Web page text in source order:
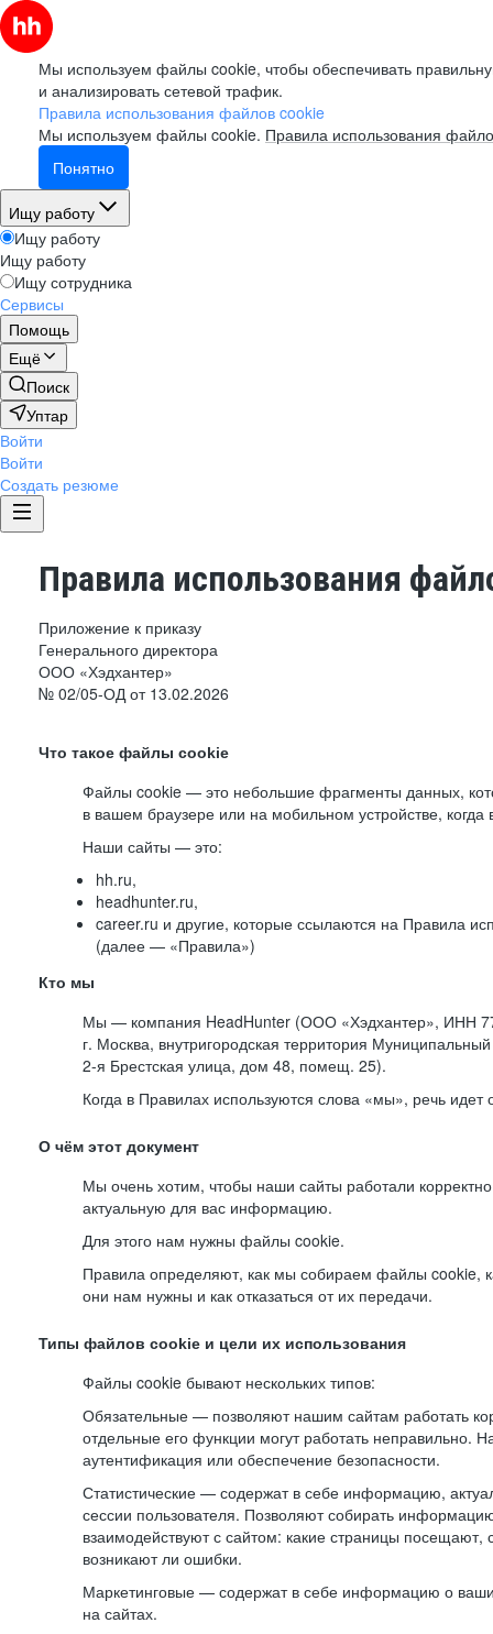
Мы используем файлы cookie, чтобы обеспечивать
и анализировать сетевой трафик.
Правила использования файлов cookie
Мы используем файлы cookie. Правила использования
Понятно
Ищу работу
Ищу работу
Ищу работу
Ищу сотрудника
Сервисы
Помощь
Ещё
Поиск
Уптар
Войти
Войти
Создать резюме
Правила использования
Приложение к приказу
Генерального директора
ООО «Хэдхантер»
№ 02/05-ОД от 13.02.2026
Что такое файлы cookie
Файлы cookie — это небольшие фрагменты данных,
в вашем браузере или на мобильном устройстве,
Наши сайты — это:
hh.ru,
headhunter.ru,
career.ru и другие, которые ссылаются на Правила
(далее — «Правила»)
Кто мы
Мы — компания HeadHunter (ООО «Хэдхантер», ИНН
г. Москва, внутригородская территория Муниципальный
2-я Брестская улица, дом 48, помещ. 25).
Когда в Правилах используются слова «мы», речь
О чём этот документ
Мы очень хотим, чтобы наши сайты работали
актуальную для вас информацию.
Для этого нам нужны файлы cookie.
Правила определяют, как мы собираем файлы cookie,
они нам нужны и как отказаться от их передачи.
Типы файлов cookie и цели их использования
Файлы cookie бывают нескольких типов:
Обязательные — позволяют нашим сайтам работать
отдельные его функции могут работать неправильно.
аутентификация или обеспечение безопасности.
Статистические — содержат в себе информацию,
сессии пользователя. Позволяют собирать
взаимодействуют с сайтом: какие страницы посещают,
возникают ли ошибки.
Маркетинговые — содержат в себе информацию о
на сайтах.